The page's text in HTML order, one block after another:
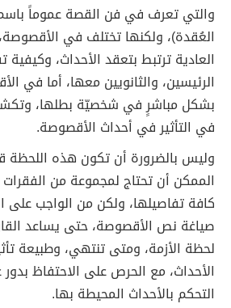
والتي تعرف في فن القصة عموماً باسم
العُقدة)، ولكنها تختلف في
العادية ترتبط بتعقد الأحداث، وكيفية
الرئيسين، والثانويين معها، أما في
بشكل مباشرٍ في شخصيّة بطلها،
في التأثير في أحداث الأقصوصة.
وليس بالضرورة أن تكون هذه اللحظة
الممكن أن تحتاج لمجموعة من
كافة تفاصيلها، ولكن من الواجب على
صياغة نص الأقصوصة، حتى يساعد
لحظة الأزمة، ومتى تنتهي، وطبيعة
الأحداث، مع الحرص على الاحتفاظ
التحكم بالأحداث المحيطة بها.